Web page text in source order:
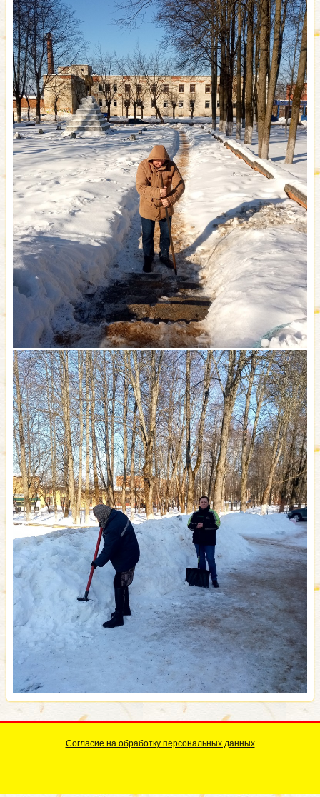
Согласие на обработку персональных данных